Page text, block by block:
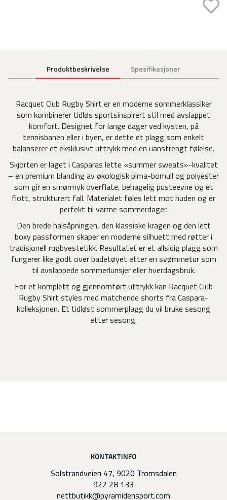
Produktbeskrivelse Spesifikasjoner
Racquet Club Rugby Shirt er en moderne sommerklassiker
som kombinerer tidløs sportsinspirert stil med avslappet
komfort. Designet for lange dager ved kysten, på
tennisbanen eller i byen, er dette et plagg som enkelt
balanserer et eksklusivt uttrykk med en uanstrengt følelse.
Skjorten er laget i Casparas lette «summer sweats»-kvalitet
– en premium blanding av økologisk pima-bomull og polyester
som gir en smørmyk overflate, behagelig pusteevne og et
flott, strukturert fall. Materialet føles lett mot huden og er
perfekt til varme sommerdager.
Den brede halsåpningen, den klassiske kragen og den lett
boxy passformen skaper en moderne silhuett med røtter i
tradisjonell rugbyestetikk. Resultatet er et allsidig plagg som
fungerer like godt over badetøyet etter en svømmetur som
til avslappede sommerlunsjer eller hverdagsbruk.
For et komplett og gjennomført uttrykk kan Racquet Club
Rugby Shirt styles med matchende shorts fra Caspara-
kolleksjonen. Et tidløst sommerplagg du vil bruke sesong
etter sesong.
KONTAKTINFO
Solstrandveien 47, 9020 Tromsdalen
922 28 133
nettbutikk@pyramidensport.com